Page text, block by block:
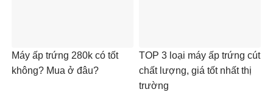
Máy ấp trứng 280k có tốt
không? Mua ở đâu?
TOP 3 loại máy ấp trứng cút
chất lượng, giá tốt nhất thị
trường